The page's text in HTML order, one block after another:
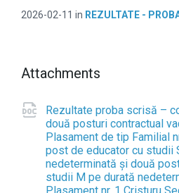
2026-02-11 in REZULTATE -
Attachments
Rezultate proba scrisă –
două posturi contractual
Plasament de tip Familial
post de educator cu studii
nedeterminată și două
studii M pe durată